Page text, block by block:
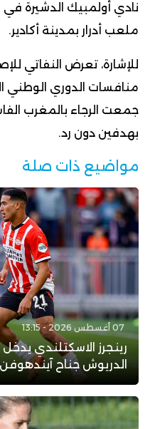
نادي أولمبيك الدشيرة
ملعب أدرار بمدينة أكادير.
منافسات الدوري الوطني
جمعت الرجاء بالمغرب
بهدفين دون رد.
مواضيع ذات صلة
07 أغسطس 2026 - 13:15
رينجرز الاسكتلندي
الدريوش جناح آيندهوفن